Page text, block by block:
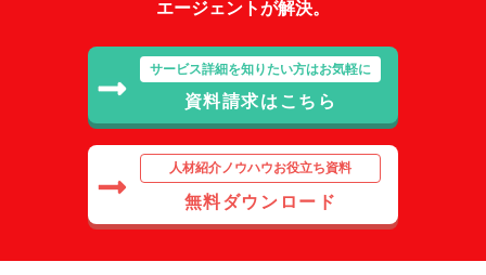
エージェントが解決。
サービス詳細を知りたい方はお気軽に
資料請求はこちら
人材紹介ノウハウお役立ち資料
無料ダウンロード